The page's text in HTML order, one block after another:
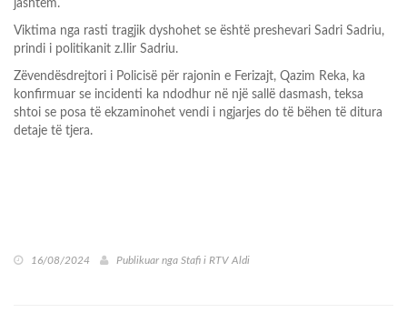
jashtëm.
Viktima nga rasti tragjik dyshohet se është preshevari Sadri Sadriu,
prindi i politikanit z.Ilir Sadriu.
Zëvendësdrejtori i Policisë për rajonin e Ferizajt, Qazim Reka, ka
konfirmuar se incidenti ka ndodhur në një sallë dasmash, teksa
shtoi se posa të ekzaminohet vendi i ngjarjes do të bëhen të ditura
detaje të tjera.
16/08/2024 Publikuar nga Stafi i RTV Aldi